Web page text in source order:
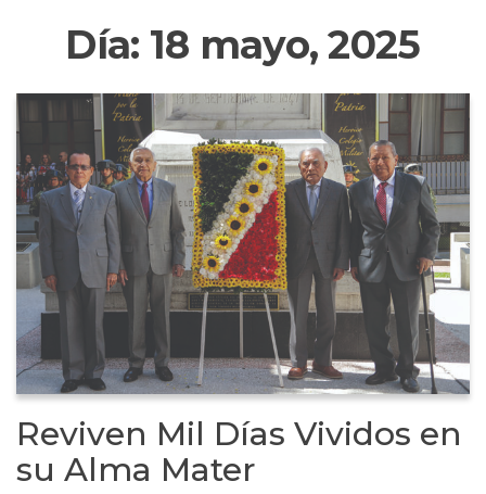
Día: 18 mayo, 2025
Reviven Mil Días Vividos en
su Alma Mater